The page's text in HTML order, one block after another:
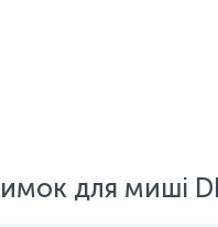
для мишi